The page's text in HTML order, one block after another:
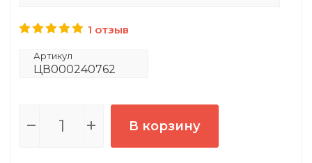
1 отзыв
Артикул
ЦВ000240762
В корзину